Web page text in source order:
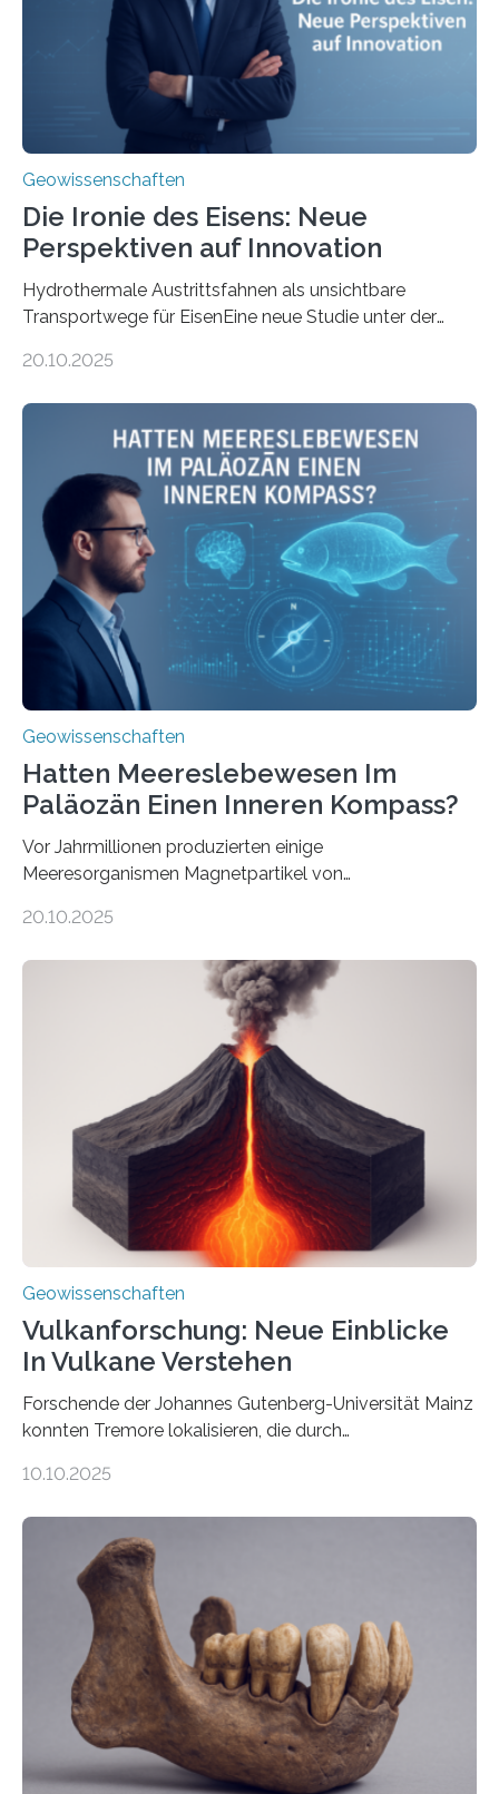
Geowissenschaften
Die Ironie des Eisens: Neue
Perspektiven auf Innovation
Hydrothermale Austrittsfahnen als unsichtbare
Transportwege für EisenEine neue Studie unter der
Umweltwissenschaften der Universität Bremen –
Meeresboden die Eisenverfügbarkeit und den globalen
Stoffkreislauf im Ozean prägen. Die Überblicksstudie
mit dem Titel „Iron’s Irony“ ist in Communications Earth
& Environment erschienen. Die Studie fasst bestehende
Forschungsergebnisse zusammen und interpretiert sie
neu, um zu erklären, wie Eisen, das aus hydrothermalen
Systemen freigesetzt wird, über ganze Ozeanbecken
transportiert werden kann. „Das…
20.10.2025
Geowissenschaften
Hatten Meereslebewesen Im
Paläozän Einen Inneren Kompass?
Vor Jahrmillionen produzierten einige
Meeresorganismen Magnetpartikel von
Sedimenten zu finden sind. Nun ist es einem
Domänen auf einem dieser „Riesenmagnetfossilien” mit
einer raffinierten Methode an der Diamond-
Röntgenquelle zu kartieren. Ihre Analyse zeigt, dass
diese Partikel es den Organismen ermöglicht haben
könnten, winzige Schwankungen sowohl in der
Richtung als auch in der Intensität des Erdmagnetfelds
wahrzunehmen. Dadurch konnten sie sich verorten und
über den Ozean navigieren. Vor einigen Jahren…
20.10.2025
Geowissenschaften
Vulkanforschung: Neue Einblicke
In Vulkane Verstehen
Forschende der Johannes Gutenberg-Universität Mainz
konnten Tremore lokalisieren, die durch
Vulkan? Was passiert in der Erde darunter? Wo
erzeugt durch Magma oder Gase, die sich durch
Schlote einen Weg nach oben bahnen? Jun.-Prof. Dr.
Miriam Christina Reiss, Vulkanseismologin an der
Johannes Gutenberg-Universität Mainz (JGU), und ihr
Team haben am Vulkan Oldoinyo Lengai in Tansania
solche Tremore lokalisiert. „Wir konnten die Tremore
nicht nur nachweisen, sondern ihren Ort in…
10.10.2025